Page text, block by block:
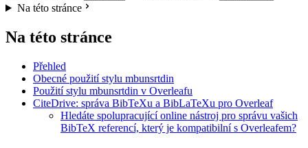
Na této stránce
Na této stránce
Přehled
Obecné použití stylu mbunsrtdin
Použití stylu mbunsrtdin v Overleafu
CiteDrive: správa BibTeXu a BibLaTeXu pro Overleaf
Hledáte spolupracující online nástroj pro správu vašich
BibTeX referencí, který je kompatibilní s Overleafem?